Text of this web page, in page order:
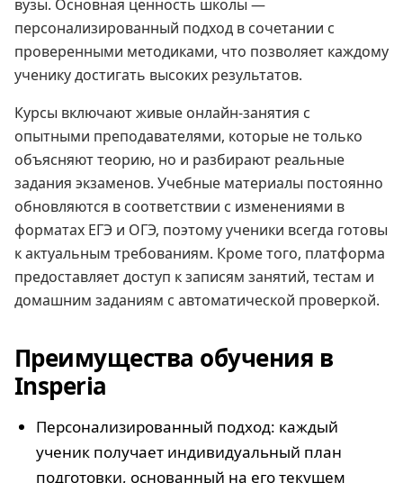
вузы. Основная ценность школы —
персонализированный подход в сочетании с
проверенными методиками, что позволяет каждому
ученику достигать высоких результатов.
Курсы включают живые онлайн-занятия с
опытными преподавателями, которые не только
объясняют теорию, но и разбирают реальные
задания экзаменов. Учебные материалы постоянно
обновляются в соответствии с изменениями в
форматах ЕГЭ и ОГЭ, поэтому ученики всегда готовы
к актуальным требованиям. Кроме того, платформа
предоставляет доступ к записям занятий, тестам и
домашним заданиям с автоматической проверкой.
Преимущества обучения в
Insperia
Персонализированный подход: каждый
ученик получает индивидуальный план
подготовки, основанный на его текущем